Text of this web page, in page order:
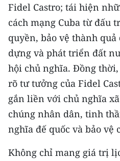
Fidel Castro; tái hiện
cách mạng Cuba từ đấu
quyền, bảo vệ thành
dựng và phát triển đất
hội chủ nghĩa. Đồng
rõ tư tưởng của Fidel
gắn liền với chủ nghĩa
chúng nhân dân, tinh
nghĩa đế quốc và bảo vệ
Không chỉ mang giá trị